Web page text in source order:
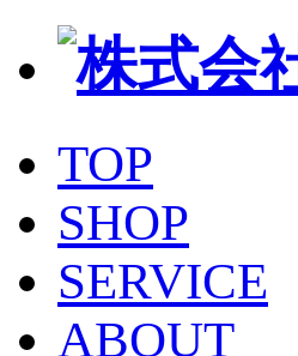
TOP
SHOP
SERVICE
ABOUT